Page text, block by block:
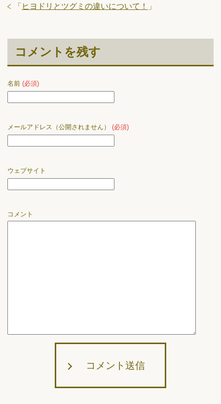
「 ヒヨドリとツグミの違いについて！ 」
コメントを残す
名前 (必須)
メールアドレス（公開されません） (必須)
ウェブサイト
コメント
コメント送信